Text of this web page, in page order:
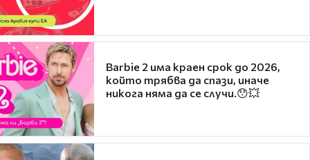
Barbie 2 има краен срок до 2026,
който трябва да спази, иначе
никога няма да се случи.😯💥